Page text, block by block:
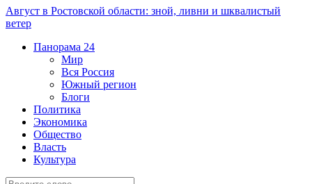
Август в Ростовской области: зной, ливни и шквалистый
ветер
Панорама 24
Мир
Вся Россия
Южный регион
Блоги
Политика
Экономика
Общество
Власть
Культура